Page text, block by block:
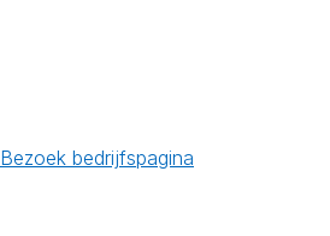
Bezoek bedrijfspagina